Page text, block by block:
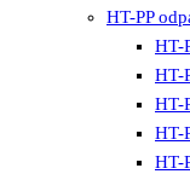
HT-PP
HT-
HT-
HT-
HT-
HT-